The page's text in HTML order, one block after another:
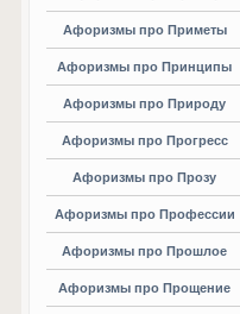
Афоризмы про Приметы
Афоризмы про Принципы
Афоризмы про Природу
Афоризмы про Прогресс
Афоризмы про Прозу
Афоризмы про Профессии
Афоризмы про Прошлое
Афоризмы про Прощение